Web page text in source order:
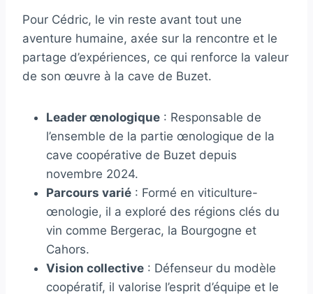
Pour Cédric, le vin reste avant tout une
aventure humaine, axée sur la rencontre et le
partage d’expériences, ce qui renforce la valeur
de son œuvre à la cave de Buzet.
Leader œnologique : Responsable de
l’ensemble de la partie œnologique de la
cave coopérative de Buzet depuis
novembre 2024.
Parcours varié : Formé en viticulture-
œnologie, il a exploré des régions clés du
vin comme Bergerac, la Bourgogne et
Cahors.
Vision collective : Défenseur du modèle
coopératif, il valorise l’esprit d’équipe et le